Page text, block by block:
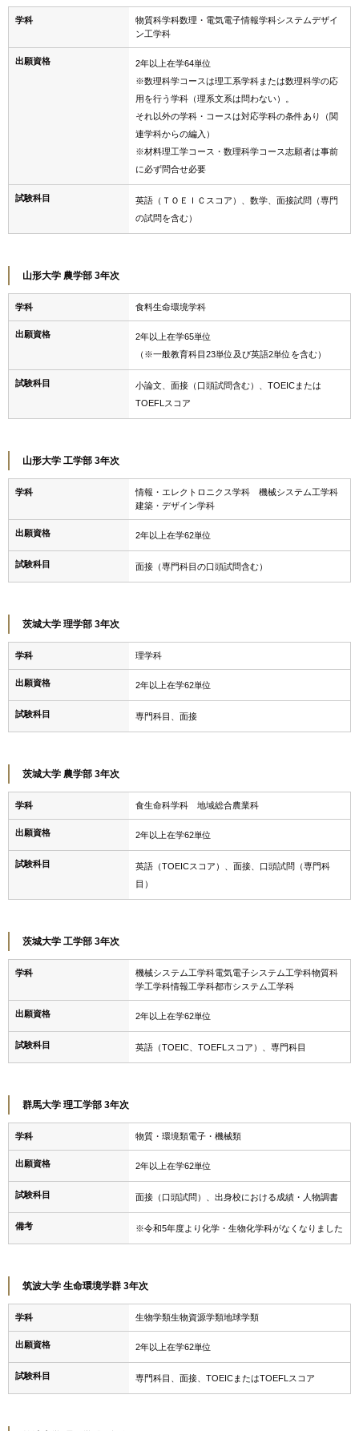
学科
物質科学科数理・電気電子情報学科システムデザイ
ン工学科
出願資格
2年以上在学64単位
※数理科学コースは理工系学科または数理科学の応
用を行う学科（理系文系は問わない）。
それ以外の学科・コースは対応学科の条件あり（関
連学科からの編入）
※材料理工学コース・数理科学コース志願者は事前
に必ず問合せ必要
試験科目
英語（ＴＯＥＩＣスコア）、数学、面接試問（専門
の試問を含む）
山形大学 農学部 3年次
学科 食料生命環境学科
出願資格
2年以上在学65単位
（※一般教育科目23単位及び英語2単位を含む）
試験科目
小論文、面接（口頭試問含む）、TOEICまたは
TOEFLスコア
山形大学 工学部 3年次
学科
情報・エレクトロニクス学科 機械システム工学科
建築・デザイン学科
出願資格 2年以上在学62単位
試験科目 面接（専門科目の口頭試問含む）
茨城大学 理学部 3年次
学科 理学科
出願資格 2年以上在学62単位
試験科目 専門科目、面接
茨城大学 農学部 3年次
学科 食生命科学科 地域総合農業科
出願資格 2年以上在学62単位
試験科目
英語（TOEICスコア）、面接、口頭試問（専門科
目）
茨城大学 工学部 3年次
学科
機械システム工学科電気電子システム工学科物質科
学工学科情報工学科都市システム工学科
出願資格 2年以上在学62単位
試験科目 英語（TOEIC、TOEFLスコア）、専門科目
群馬大学 理工学部 3年次
学科 物質・環境類電子・機械類
出願資格 2年以上在学62単位
試験科目 面接（口頭試問）、出身校における成績・人物調書
備考 ※令和5年度より化学・生物化学科がなくなりました
筑波大学 生命環境学群 3年次
学科 生物学類生物資源学類地球学類
出願資格 2年以上在学62単位
試験科目 専門科目、面接、TOEICまたはTOEFLスコア